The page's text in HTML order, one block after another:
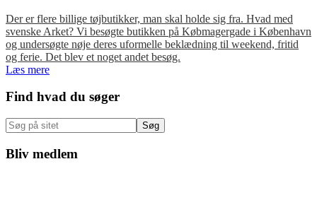
Der er flere billige tøjbutikker, man skal holde sig fra. Hvad med
svenske Arket? Vi besøgte butikken på Købmagergade i København
og undersøgte nøje deres uformelle beklædning til weekend, fritid
og ferie. Det blev et noget andet besøg.
Læs mere
Primær
Sidebar
Find hvad du søger
Søg
på
sitet
Bliv medlem